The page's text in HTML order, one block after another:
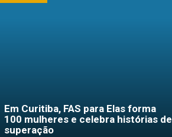
Em Curitiba, FAS para Elas forma
100 mulheres e celebra histórias de
superação